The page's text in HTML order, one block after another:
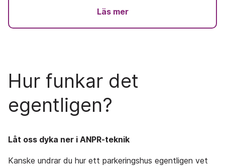
Läs mer
Hur funkar det
egentligen?
Låt oss dyka ner i ANPR-teknik
Kanske undrar du hur ett parkeringshus egentligen vet